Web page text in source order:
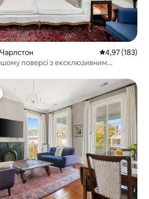
Чарлстон Середня
4,97 (183)
поверсі з ексклюзивним